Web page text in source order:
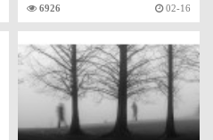
6926 02-16